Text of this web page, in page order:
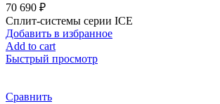
70 690 ₽
Сплит-системы серии ICE
Добавить в избранное
Add to cart
Быстрый просмотр
Сравнить